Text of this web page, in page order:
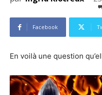
nos
maîtres
Facebook
En voilà une question